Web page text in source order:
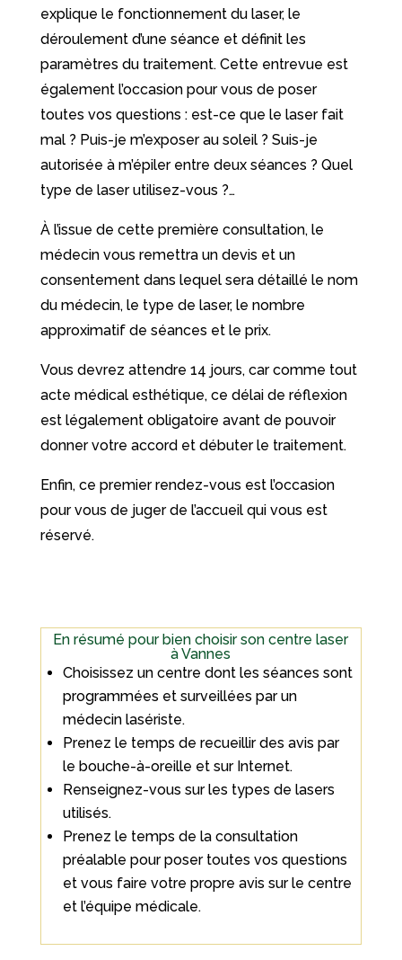
explique le fonctionnement du laser, le
déroulement d’une séance et définit les
paramètres du traitement. Cette entrevue est
également l’occasion pour vous de poser
toutes vos questions : est-ce que le laser fait
mal ? Puis-je m’exposer au soleil ? Suis-je
autorisée à m’épiler entre deux séances ? Quel
type de laser utilisez-vous ?…
À l’issue de cette première consultation, le
médecin vous remettra un devis et un
consentement dans lequel sera détaillé le nom
du médecin, le type de laser, le nombre
approximatif de séances et le prix.
Vous devrez attendre 14 jours, car comme tout
acte médical esthétique, ce délai de réflexion
est légalement obligatoire avant de pouvoir
donner votre accord et débuter le traitement.
Enfin, ce premier rendez-vous est l’occasion
pour vous de juger de l’accueil qui vous est
réservé.
En résumé pour bien choisir son centre laser
à Vannes
Choisissez un centre dont les séances sont
programmées et surveillées par un
médecin lasériste.
Prenez le temps de recueillir des avis par
le bouche-à-oreille et sur Internet.
Renseignez-vous sur les types de lasers
utilisés.
Prenez le temps de la consultation
préalable pour poser toutes vos questions
et vous faire votre propre avis sur le centre
et l’équipe médicale.